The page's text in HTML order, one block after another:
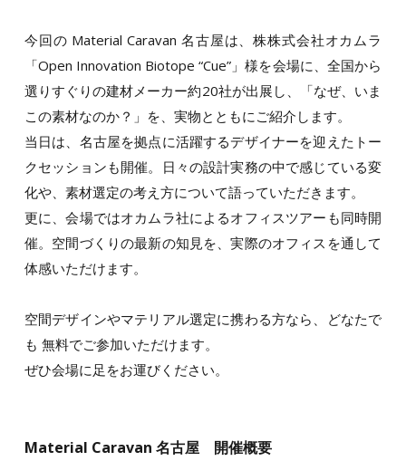
今回の Material Caravan 名古屋は、株株式会社オカムラ
「Open Innovation Biotope “Cue”」様を会場に、全国から
選りすぐりの建材メーカー約20社が出展し、「なぜ、いま
この素材なのか？」を、実物とともにご紹介します。
当日は、名古屋を拠点に活躍するデザイナーを迎えたトー
クセッションも開催。日々の設計実務の中で感じている変
化や、素材選定の考え方について語っていただきます。
更に、会場ではオカムラ社によるオフィスツアーも同時開
催。空間づくりの最新の知見を、実際のオフィスを通して
体感いただけます。
空間デザインやマテリアル選定に携わる方なら、どなたで
も 無料でご参加いただけます。
ぜひ会場に足をお運びください。
Material Caravan 名古屋 開催概要